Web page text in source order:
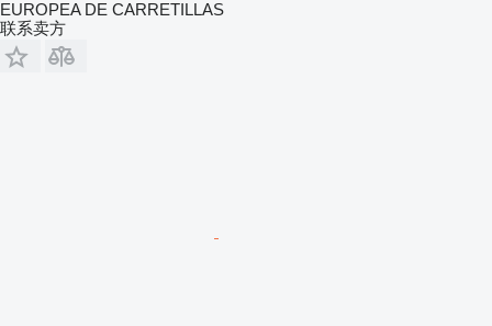
EUROPEA DE CARRETILLAS
联系卖方